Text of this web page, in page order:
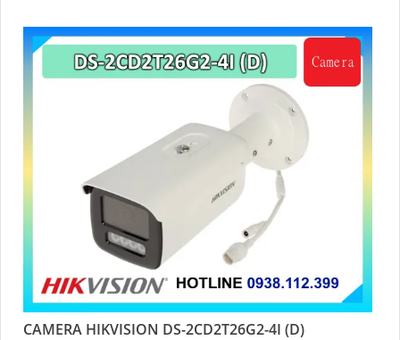
CAMERA HIKVISION DS-2CD2T26G2-4I (D)